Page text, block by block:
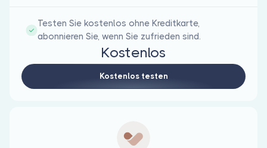
Testen Sie kostenlos ohne Kreditkarte,
abonnieren Sie, wenn Sie zufrieden sind.
Kostenlos
Kostenlos testen